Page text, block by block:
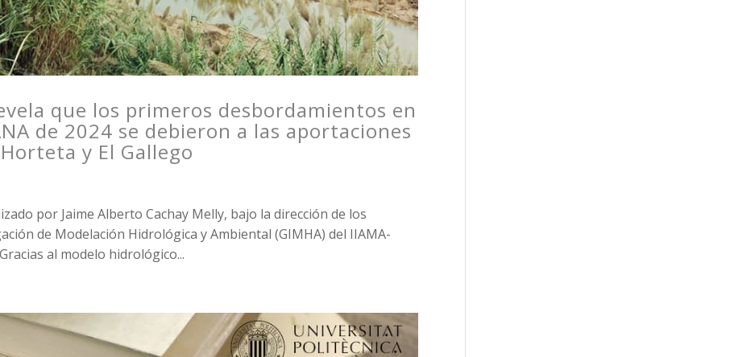
que los primeros desbordamientos en
de 2024 se debieron a las aportaciones
y El Gallego
por Jaime Alberto Cachay Melly, bajo la dirección de los
de Modelación Hidrológica y Ambiental (GIMHA) del IIAMA-
al modelo hidrológico...